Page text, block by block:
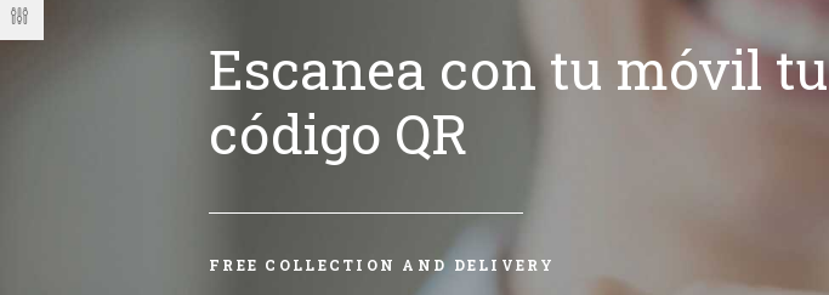
Escanea con tu móvil tu
código QR
FREE COLLECTION AND DELIVERY